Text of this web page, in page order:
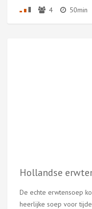
4 50min
Hollandse
De echte erwtensoep
heerlijke soep voor